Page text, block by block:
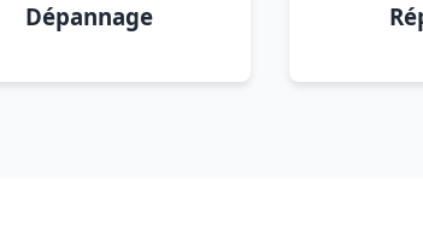
Dépannage